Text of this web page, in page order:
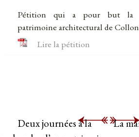
Pétition qui a pour but la
patrimoine architectural de
Lire la pétition
Deux journées à la
La